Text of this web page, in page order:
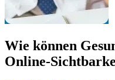
Wie können
Online-